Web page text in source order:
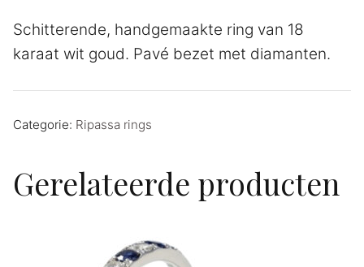
Schitterende, handgemaakte ring van 18
karaat wit goud. Pavé bezet met diamanten.
Categorie: Ripassa rings
Gerelateerde producten